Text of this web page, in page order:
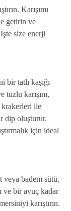
Karışımı
getirin ve
size enerji
bir tatlı kaşığı
tuzlu karışım,
ile
dip oluşturur.
için ideal
badem sütü,
ve bir avuç kadar
karıştırın.